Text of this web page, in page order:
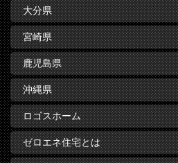
大分県
宮崎県
鹿児島県
沖縄県
ロゴスホーム
ゼロエネ住宅とは